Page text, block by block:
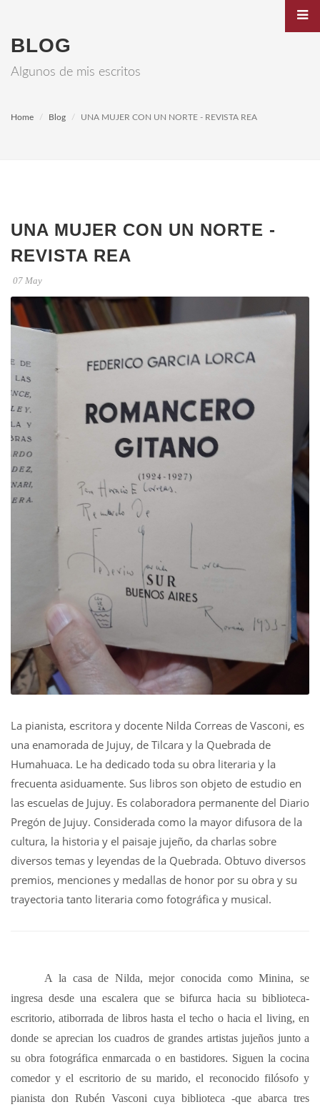
BLOG
Algunos de mis escritos
Home Blog UNA MUJER CON UN NORTE - REVISTA REA
UNA MUJER CON UN NORTE -
REVISTA REA
07 May
La pianista, escritora y docente Nilda Correas de Vasconi, es
una enamorada de Jujuy, de Tilcara y la Quebrada de
Humahuaca. Le ha dedicado toda su obra literaria y la
frecuenta asiduamente. Sus libros son objeto de estudio en
las escuelas de Jujuy. Es colaboradora permanente del Diario
Pregón de Jujuy. Considerada como la mayor difusora de la
cultura, la historia y el paisaje jujeño, da charlas sobre
diversos temas y leyendas de la Quebrada. Obtuvo diversos
premios, menciones y medallas de honor por su obra y su
trayectoria tanto literaria como fotográfica y musical.
A la casa de Nilda, mejor conocida como Minina, se
ingresa desde una escalera que se bifurca hacia su biblioteca-
escritorio, atiborrada de libros hasta el techo o hacia el living, en
donde se aprecian los cuadros de grandes artistas jujeños junto a
su obra fotográfica enmarcada o en bastidores. Siguen la cocina
comedor y el escritorio de su marido, el reconocido filósofo y
pianista don Rubén Vasconi cuya biblioteca -que abarca tres